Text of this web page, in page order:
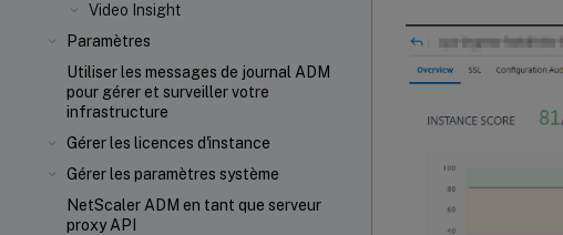
Video Insight
Paramètres
Utiliser les messages de journal ADM
pour gérer et surveiller votre
infrastructure
Gérer les licences d'instance
Gérer les paramètres système
NetScaler ADM en tant que serveur
proxy API